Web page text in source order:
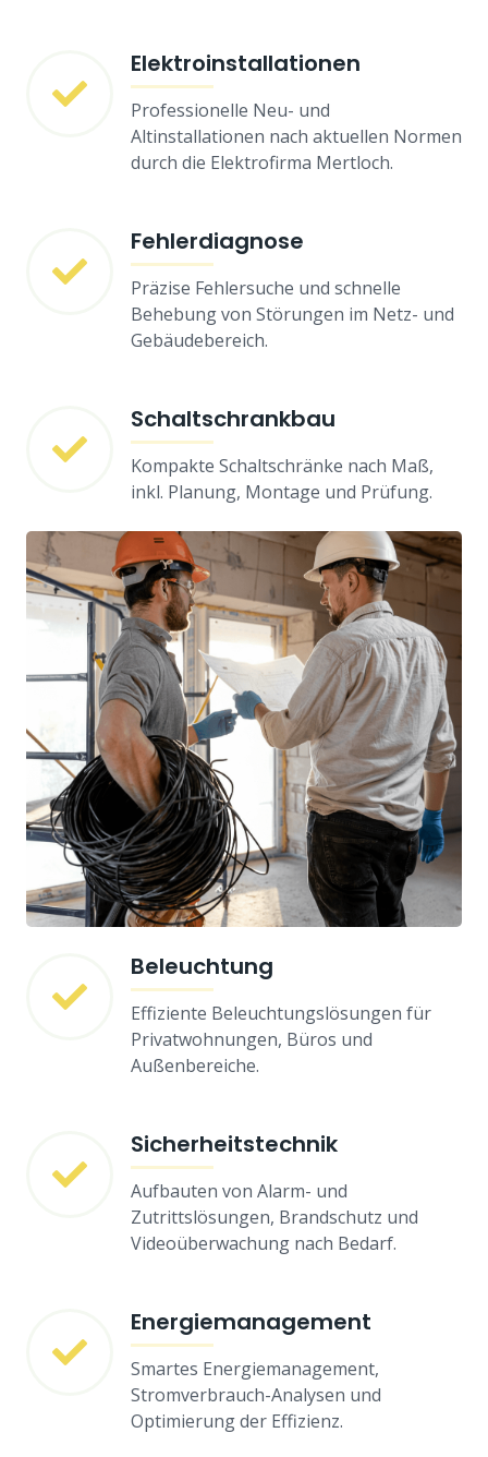
Elektroinstallationen
Professionelle Neu- und
Altinstallationen nach aktuellen Normen
durch die Elektrofirma Mertloch.
Fehlerdiagnose
Präzise Fehlersuche und schnelle
Behebung von Störungen im Netz- und
Gebäudebereich.
Schaltschrankbau
Kompakte Schaltschränke nach Maß,
inkl. Planung, Montage und Prüfung.
Beleuchtung
Effiziente Beleuchtungslösungen für
Privatwohnungen, Büros und
Außenbereiche.
Sicherheitstechnik
Aufbauten von Alarm- und
Zutrittslösungen, Brandschutz und
Videoüberwachung nach Bedarf.
Energiemanagement
Smartes Energiemanagement,
Stromverbrauch-Analysen und
Optimierung der Effizienz.